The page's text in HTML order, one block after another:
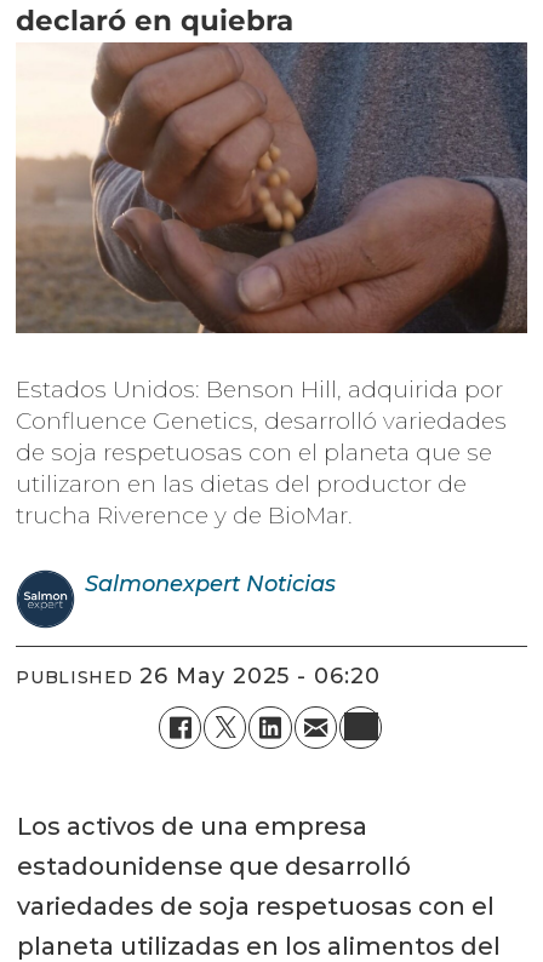
declaró en quiebra
Estados Unidos: Benson Hill, adquirida por
Confluence Genetics, desarrolló variedades
de soja respetuosas con el planeta que se
utilizaron en las dietas del productor de
trucha Riverence y de BioMar.
Salmonexpert Noticias
PUBLISHED 26 May 2025 - 06:20
Los activos de una empresa
estadounidense que desarrolló
variedades de soja respetuosas con el
planeta utilizadas en los alimentos del